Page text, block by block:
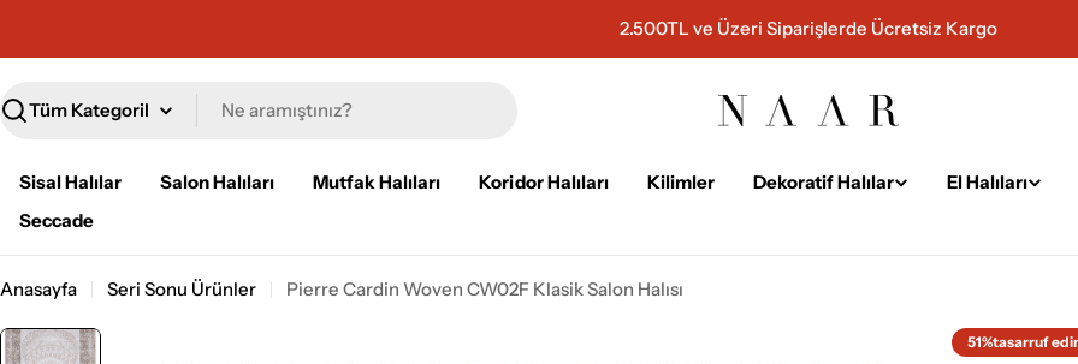
2.500TL ve Üzeri Siparişlerde Ücretsiz Kargo
Ara
Sisal Halılar Salon Halıları Mutfak Halıları Koridor Halıları Kilimler Dekoratif Halılar El Halıları
Seccade
Anasayfa Seri Sonu Ürünler Pierre Cardin Woven CW02F Klasik Salon Halısı
51%tasarruf